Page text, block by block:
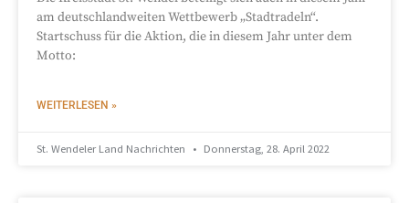
am deutschlandweiten Wettbewerb „Stadtradeln“.
Startschuss für die Aktion, die in diesem Jahr unter dem
Motto:
WEITERLESEN »
St. Wendeler Land Nachrichten Donnerstag, 28. April 2022